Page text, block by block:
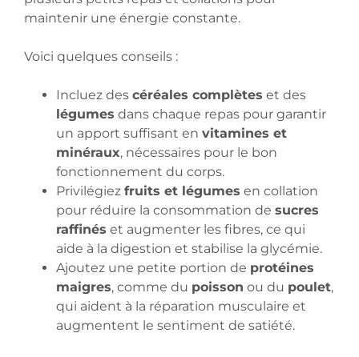
maintenir une énergie constante.
Voici quelques conseils :
Incluez des céréales complètes et des
légumes dans chaque repas pour garantir
un apport suffisant en vitamines et
minéraux, nécessaires pour le bon
fonctionnement du corps.
Privilégiez fruits et légumes en collation
pour réduire la consommation de sucres
raffinés et augmenter les fibres, ce qui
aide à la digestion et stabilise la glycémie.
Ajoutez une petite portion de protéines
maigres, comme du poisson ou du poulet,
qui aident à la réparation musculaire et
augmentent le sentiment de satiété.